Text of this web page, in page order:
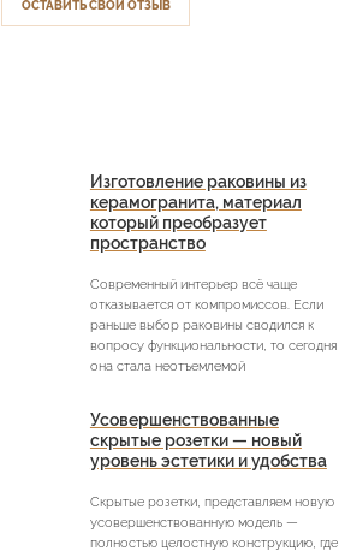
ОСТАВИТЬ СВОЙ ОТЗЫВ
Изготовление раковины из
керамогранита, материал
который преобразует
пространство
Современный интерьер всё чаще
отказывается от компромиссов. Если
раньше выбор раковины сводился к
вопросу функциональности, то сегодня
она стала неотъемлемой
Усовершенствованные
скрытые розетки — новый
уровень эстетики и удобства
Скрытые розетки, представляем новую
усовершенствованную модель —
полностью целостную конструкцию, где